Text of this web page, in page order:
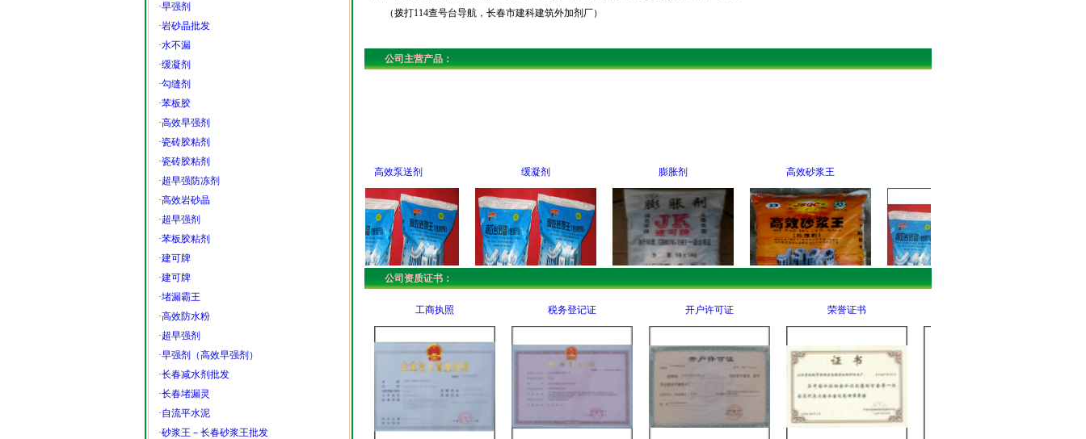
·早强剂
·岩砂晶批发
·水不漏
·缓凝剂
·勾缝剂
·苯板胶
·高效早强剂
·瓷砖胶粘剂
·瓷砖胶粘剂
·超早强防冻剂
·高效岩砂晶
·超早强剂
·苯板胶粘剂
·建可牌
·建可牌
·堵漏霸王
·高效防水粉
·超早强剂
·早强剂（高效早强剂）
·长春减水剂批发
·长春堵漏灵
·自流平水泥
·砂浆王－长春砂浆王批发
（拨打114查号台导航，长春市建科建筑外加剂厂）
公司主营产品：
高效泵送剂
长春泵送剂厂批发 缓凝剂 长春混凝土膨胀剂厂
高效砂浆王
高效砂浆王 引气剂
公司资质证书：
工商执照 税务登记证 开户许可证 荣誉证书